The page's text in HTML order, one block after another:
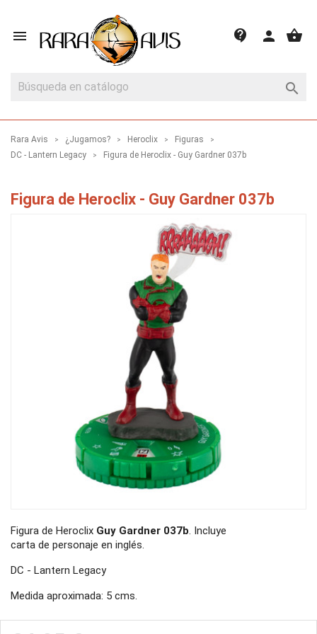
 shopping_basket
person
contact_support

Rara Avis ¿Jugamos? Heroclix
Figuras
DC - Lantern Legacy
Figura de Heroclix - Guy Gardner 037b
Figura de Heroclix - Guy Gardner 037b
Figura de Heroclix Guy Gardner 037b. Incluye
carta de personaje en inglés.
DC - Lantern Legacy
Medida aproximada: 5 cms.